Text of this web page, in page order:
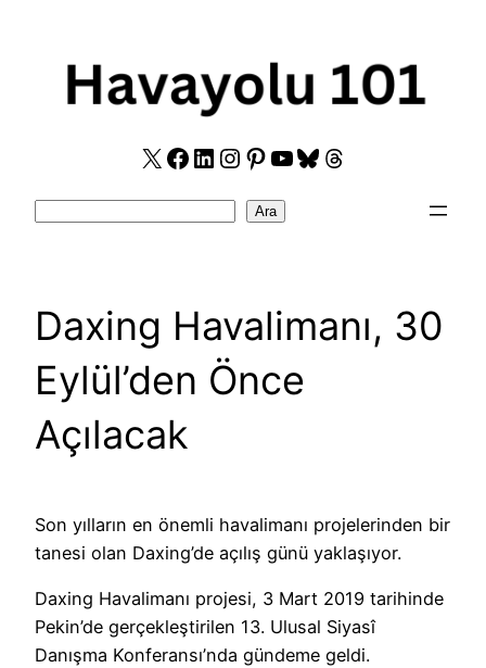
X Facebook
LinkedIn
Instagram
Pinterest
YouTube
Bluesky
Threads
Ara
Daxing Havalimanı, 30
Eylül’den Önce
Açılacak
Son yılların en önemli havalimanı projelerinden bir
tanesi olan Daxing’de açılış günü yaklaşıyor.
Daxing Havalimanı projesi, 3 Mart 2019 tarihinde
Pekin’de gerçekleştirilen 13. Ulusal Siyasî
Danışma Konferansı’nda gündeme geldi.